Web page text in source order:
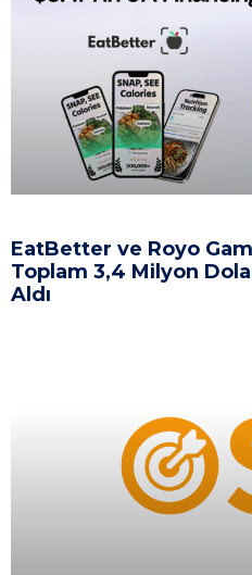
EatBetter ve Royo
Toplam 3,4 Milyon
Aldı